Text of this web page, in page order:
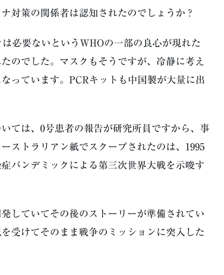
対策の関係者は認知されたのでしょうか？
必要ないというWHOの一部の良心が現れた
のでした。マスクもそうですが、冷静に考え
っています。PCRキットも中国製が大量に出
ては、0号患者の報告が研究所員ですから、事
ストラリアン紙でスクープされたのは、1995
パンデミックによる第三次世界大戦を示唆す
していてその後のストーリーが準備されてい
受けてそのまま戦争のミッションに突入した